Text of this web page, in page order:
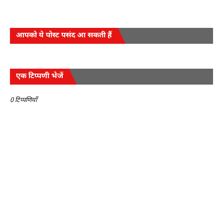
आपको ये पोस्ट पसंद आ सकती हैं
एक टिप्पणी भेजें
0 टिप्पणियाँ